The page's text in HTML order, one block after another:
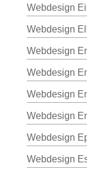
Webdesign
Webdesign
Webdesign
Webdesign
Webdesign
Webdesign
Webdesign
Webdesign